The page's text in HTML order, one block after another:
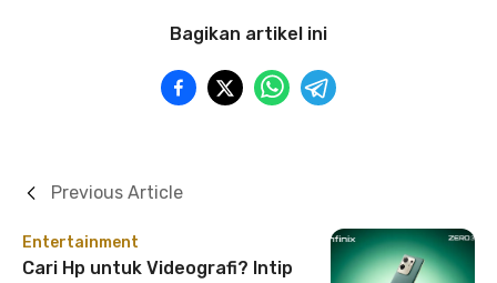
Bagikan artikel ini
Entertainment
Cari Hp untuk Videografi? Intip
Previous Article